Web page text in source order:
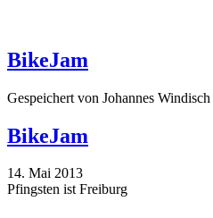
BikeJam
Gespeichert von Johannes Windisch
BikeJam
14. Mai 2013
Pfingsten ist Freiburg